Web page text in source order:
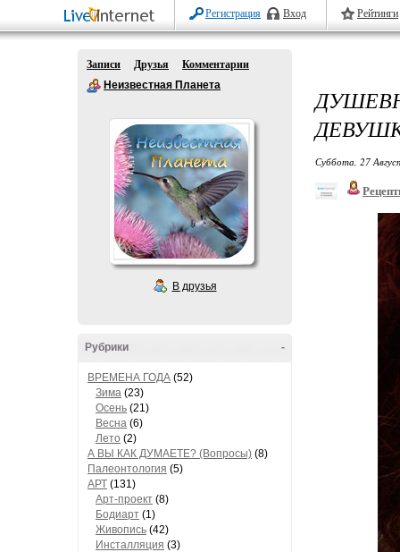
Регистрация Вход Рейтинги
Записи Друзья
Комментарии
Неизвестная Планета
В друзья
-
Рубрики
ВРЕМЕНА ГОДА (52)
Зима (23)
Осень (21)
Весна (6)
Лето (2)
А ВЫ КАК ДУМАЕТЕ? (Вопросы) (8)
Палеонтология (5)
АРТ (131)
Арт-проект (8)
Бодиарт (1)
Живопись (42)
Инсталляция (3)
Суббота, 27